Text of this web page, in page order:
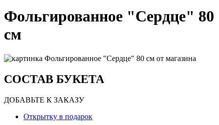
Фольгированное "Сердце" 80
см
СОСТАВ БУКЕТА
ДОБАВЬТЕ К ЗАКАЗУ
Открытку в подарок